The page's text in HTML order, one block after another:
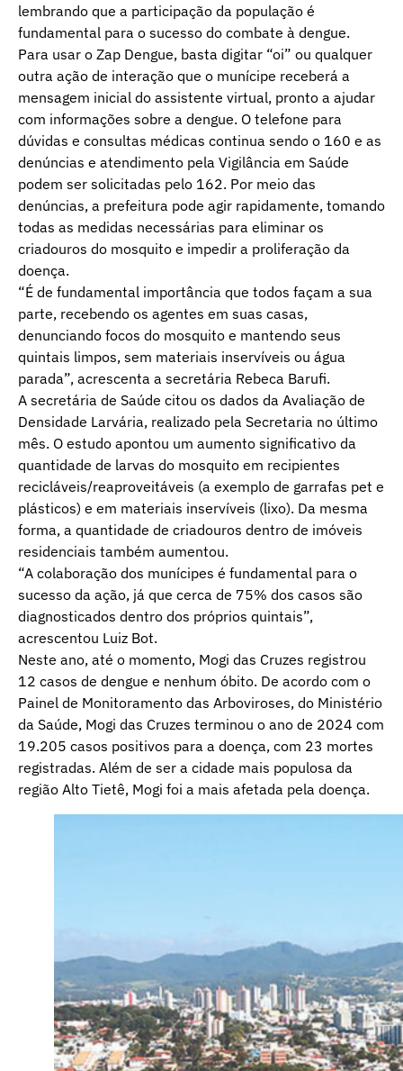
lembrando que a participação da população é
fundamental para o sucesso do combate à dengue.
Para usar o Zap Dengue, basta digitar “oi” ou qualquer
outra ação de interação que o munícipe receberá a
mensagem inicial do assistente virtual, pronto a ajudar
com informações sobre a dengue. O telefone para
dúvidas e consultas médicas continua sendo o 160 e as
denúncias e atendimento pela Vigilância em Saúde
podem ser solicitadas pelo 162. Por meio das
denúncias, a prefeitura pode agir rapidamente, tomando
todas as medidas necessárias para eliminar os
criadouros do mosquito e impedir a proliferação da
doença.
“É de fundamental importância que todos façam a sua
parte, recebendo os agentes em suas casas,
denunciando focos do mosquito e mantendo seus
quintais limpos, sem materiais inservíveis ou água
parada”, acrescenta a secretária Rebeca Barufi.
A secretária de Saúde citou os dados da Avaliação de
Densidade Larvária, realizado pela Secretaria no último
mês. O estudo apontou um aumento significativo da
quantidade de larvas do mosquito em recipientes
recicláveis/reaproveitáveis (a exemplo de garrafas pet e
plásticos) e em materiais inservíveis (lixo). Da mesma
forma, a quantidade de criadouros dentro de imóveis
residenciais também aumentou.
“A colaboração dos munícipes é fundamental para o
sucesso da ação, já que cerca de 75% dos casos são
diagnosticados dentro dos próprios quintais”,
acrescentou Luiz Bot.
Neste ano, até o momento, Mogi das Cruzes registrou
12 casos de dengue e nenhum óbito. De acordo com o
Painel de Monitoramento das Arboviroses, do Ministério
da Saúde, Mogi das Cruzes terminou o ano de 2024 com
19.205 casos positivos para a doença, com 23 mortes
registradas. Além de ser a cidade mais populosa da
região Alto Tietê, Mogi foi a mais afetada pela doença.